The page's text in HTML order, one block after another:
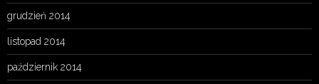
grudzień 2014
listopad 2014
październik 2014